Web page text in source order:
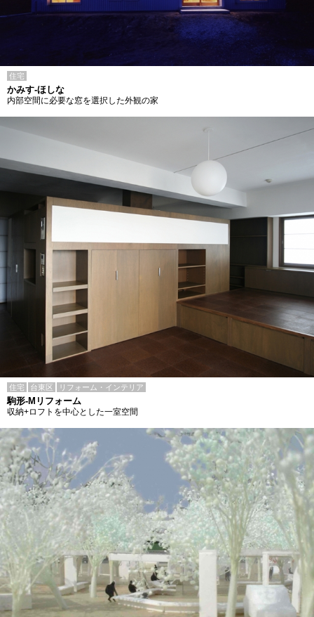
住宅
かみす-ほしな
内部空間に必要な窓を選択した外観の家
住宅 台東区 リフォーム・インテリア
駒形-Mリフォーム
収納+ロフトを中心とした一室空間